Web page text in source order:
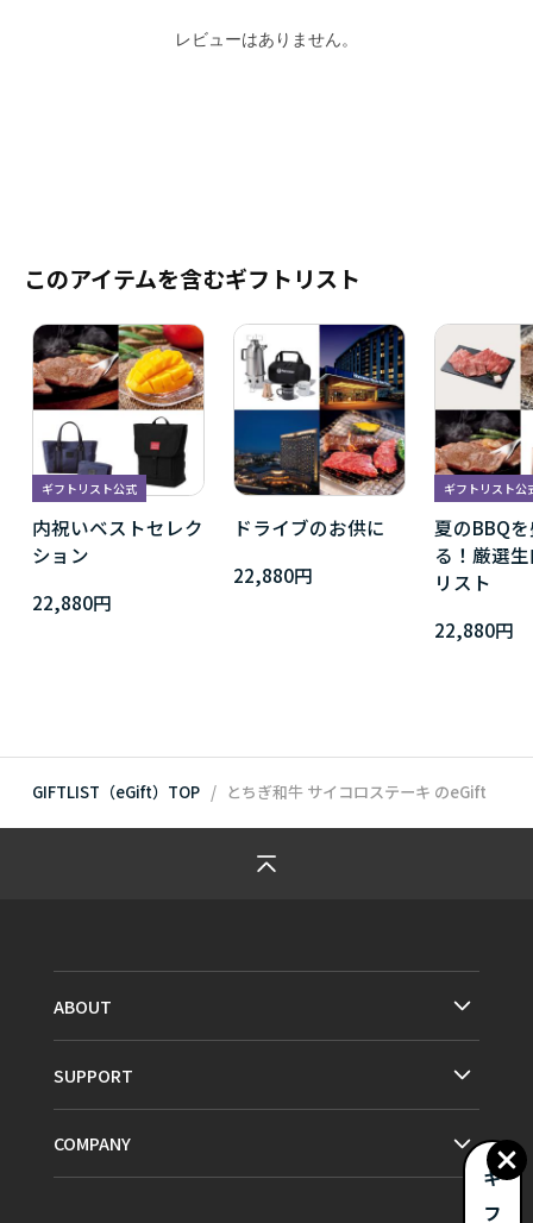
レビューはありません。
このアイテムを含むギフトリスト
ギフトリスト公式
内祝いベストセレク
ション
22,880円
ドライブのお供に
22,880円
ギフトリスト公
夏のBBQ
る！厳選
リスト
22,880円
GIFTLIST（eGift）TOP とちぎ和牛 サイコロステーキ のeGift
ABOUT
SUPPORT
COMPANY